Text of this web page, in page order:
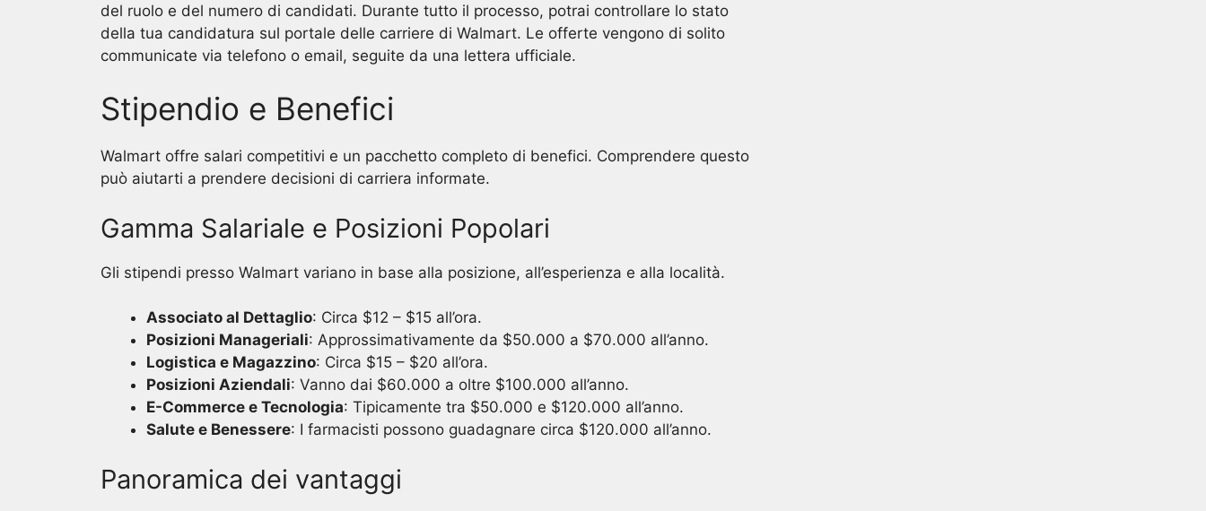
del ruolo e del numero di candidati. Durante tutto il processo, potrai controllare lo stato
della tua candidatura sul portale delle carriere di Walmart. Le offerte vengono di solito
communicate via telefono o email, seguite da una lettera ufficiale.
Stipendio e Benefici
Walmart offre salari competitivi e un pacchetto completo di benefici. Comprendere questo
può aiutarti a prendere decisioni di carriera informate.
Gamma Salariale e Posizioni Popolari
Gli stipendi presso Walmart variano in base alla posizione, all’esperienza e alla località.
Associato al Dettaglio: Circa $12 – $15 all’ora.
Posizioni Manageriali: Approssimativamente da $50.000 a $70.000 all’anno.
Logistica e Magazzino: Circa $15 – $20 all’ora.
Posizioni Aziendali: Vanno dai $60.000 a oltre $100.000 all’anno.
E-Commerce e Tecnologia: Tipicamente tra $50.000 e $120.000 all’anno.
Salute e Benessere: I farmacisti possono guadagnare circa $120.000 all’anno.
Panoramica dei vantaggi